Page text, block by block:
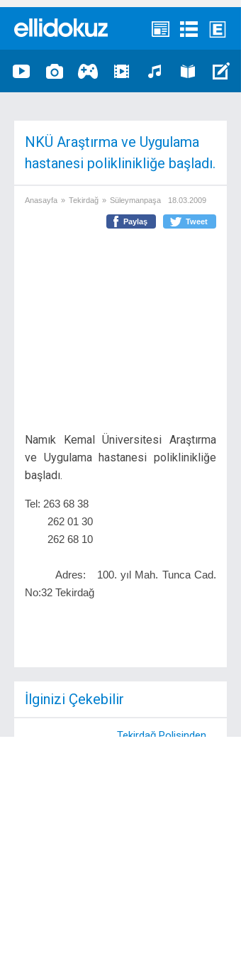
NKÜ Araştırma ve Uygulama
hastanesi poliklinikliğe başladı.
Anasayfa » Tekirdağ » Süleymanpaşa 18.03.2009
Paylaş Tweet
Namık Kemal Üniversitesi Araştırma
ve Uygulama hastanesi poliklinikliğe
başladı.
Tel: 263 68 38
262 01 30
262 68 10
Adres: 100. yıl Mah. Tunca Cad.
No:32 Tekirdağ
İlginizi Çekebilir
Tekirdağ Polisinden